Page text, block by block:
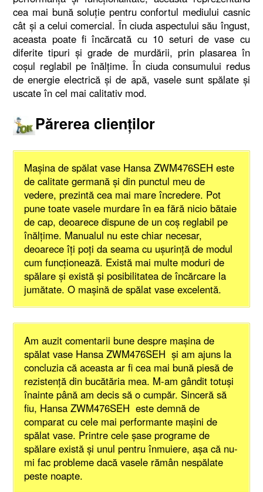
cea mai bună soluție pentru confortul mediului casnic
cât și a celui comercial. În ciuda aspectului său îngust,
aceasta poate fi încărcată cu 10 seturi de vase cu
diferite tipuri și grade de murdării, prin plasarea în
coșul reglabil pe înălțime. În ciuda consumului redus
de energie electrică și de apă, vasele sunt spălate și
uscate în cel mai calitativ mod.
Părerea clienților
Mașina de spălat vase Hansa ZWM476SEH este
de calitate germană și din punctul meu de
vedere, prezintă cea mai mare încredere. Pot
pune toate vasele murdare în ea fără nicio bătaie
de cap, deoarece dispune de un coș reglabil pe
înălțime. Manualul nu este chiar necesar,
deoarece îți poți da seama cu ușurință de modul
cum funcționează. Există mai multe moduri de
spălare și există și posibilitatea de încărcare la
jumătate. O mașină de spălat vase excelentă.
Am auzit comentarii bune despre mașina de
spălat vase Hansa ZWM476SEH și am ajuns la
concluzia că aceasta ar fi cea mai bună piesă de
rezistență din bucătăria mea. M-am gândit totuși
înainte până am decis să o cumpăr. Sinceră să
fiu, Hansa ZWM476SEH este demnă de
comparat cu cele mai performante mașini de
spălat vase. Printre cele șase programe de
spălare există și unul pentru înmuiere, așa că nu-
mi fac probleme dacă vasele rămân nespălate
peste noapte.